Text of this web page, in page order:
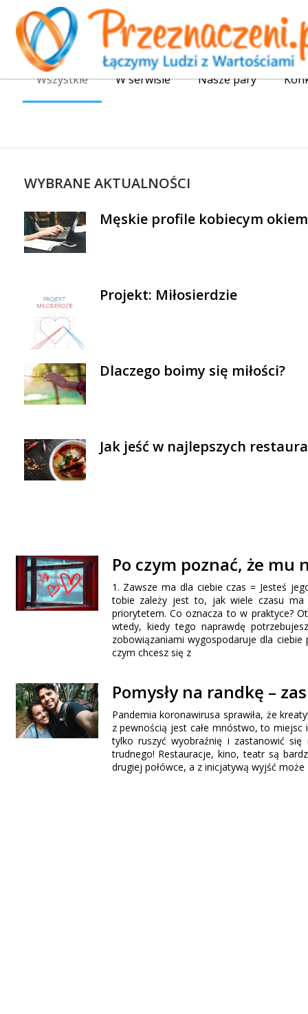
Wszystkie W serwisie Nasze pary
WYBRANE AKTUALNOŚCI
Męskie profile kobiecym okiem
Projekt: Miłosierdzie
Dlaczego boimy się miłości?
Jak jeść w najlepszych
Po czym poznać, że mu
1. Zawsze ma dla ciebie czas = Jesteś
tobie zależy jest to, jak wiele czasu ma
priorytetem. Co oznacza to w praktyce?
wtedy, kiedy tego naprawdę
zobowiązaniami wygospodaruje dla
czym chcesz się z
Pomysły na randkę –
Pandemia koronawirusa sprawiła, że
z pewnością jest całe mnóstwo, to miejsc
tylko ruszyć wyobraźnię i zastanowić
trudnego! Restauracje, kino, teatr są
drugiej połówce, a z inicjatywą wyjść